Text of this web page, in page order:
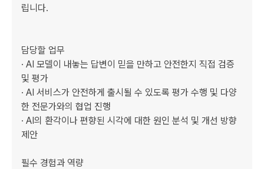
립니다.
담당할 업무
· AI 모델이 내놓는 답변이 믿을 만하고 안전한지 직접 검증
및 평가
· AI 서비스가 안전하게 출시될 수 있도록 평가 수행 및 다양
한 전문가와의 협업 진행
· AI의 환각이나 편향된 시각에 대한 원인 분석 및 개선 방향
제안
필수 경험과 역량